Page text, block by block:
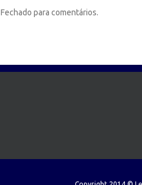
Fechado para comentários.